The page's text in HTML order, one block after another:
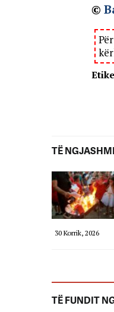
©
TË
30 Korrik, 2026
TË FUNDIT